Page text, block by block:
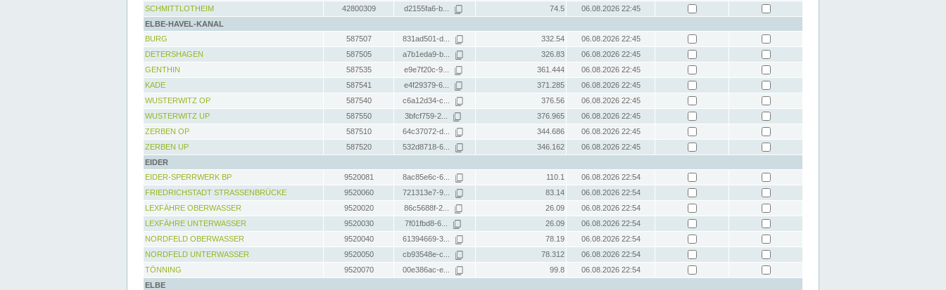
SCHMITTLOTHEIM
42800309 d2155fa6-b... 74.5
06.08.2026 22:45
ELBE-HAVEL-KANAL
BURG
587507 831ad501-d... 332.54
06.08.2026 22:45
DETERSHAGEN
587505 a7b1eda9-b... 326.83
06.08.2026 22:45
GENTHIN
587535 e9e7f20c-9... 361.444
06.08.2026 22:45
KADE
587541 e4f29379-6... 371.285
06.08.2026 22:45
WUSTERWITZ OP
587540 c6a12d34-c... 376.56
06.08.2026 22:45
WUSTERWITZ UP
587550 3bfcf759-2... 376.965
06.08.2026 22:45
ZERBEN OP
587510 64c37072-d... 344.686
06.08.2026 22:45
ZERBEN UP
587520 532d8718-6... 346.162
06.08.2026 22:45
EIDER
EIDER-SPERRWERK BP
9520081 8ac85e6c-6... 110.1
06.08.2026 22:54
FRIEDRICHSTADT STRASSENBRÜCKE
9520060 721313e7-9... 83.14
06.08.2026 22:54
LEXFÄHRE OBERWASSER
9520020 86c5688f-2... 26.09
06.08.2026 22:54
LEXFÄHRE UNTERWASSER
9520030 7f01fbd8-6... 26.09
06.08.2026 22:54
NORDFELD OBERWASSER
9520040 61394669-3... 78.19
06.08.2026 22:54
NORDFELD UNTERWASSER
9520050 cb93548e-c... 78.312
06.08.2026 22:54
TÖNNING
9520070 00e386ac-e... 99.8
06.08.2026 22:54
ELBE